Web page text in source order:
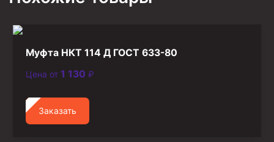
Стропы цепные
Канаты стальные
Муфта НКТ 114 Д ГОСТ 633-80
Цена от 1 130 ₽
Заказать